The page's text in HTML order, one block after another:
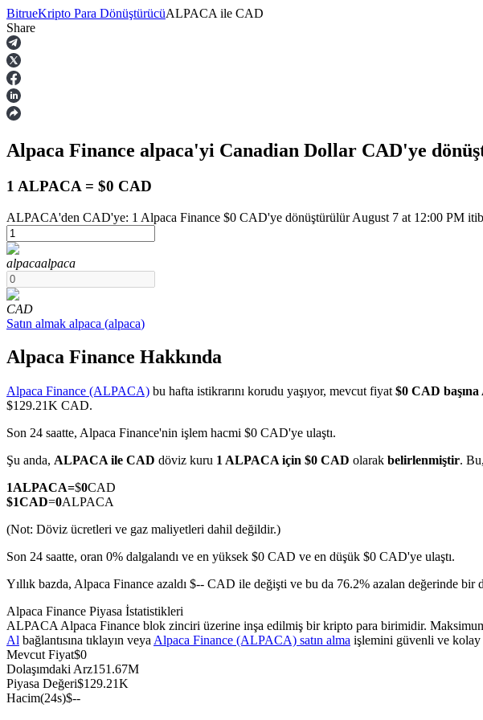
Vadeli İşlemler
USDT Vadeli İşlemleri
Teminat olarak USDT kullanan vadeli işlemler
COIN-M Vadeli İşlemleri
Kripto Para Vadeli İşlemleri
BitrueKripto Para DönüştürücüALPACA ile CAD
Share
Alpaca Finance alpaca'yi Canadian Dollar CAD'ye
1 ALPACA = $0 CAD
ALPACA'den CAD'ye: 1 Alpaca Finance $0 CAD'ye dönüştürülür August 7 at 12:00 PM
alpacaalpaca
CAD
Satın almak alpaca (alpaca)
Alpaca Finance Hakkında
Alpaca Finance (ALPACA) bu hafta istikrarını korudu yaşıyor, mevcut fiyat $0 CAD
$129.21K CAD.
Son 24 saatte, Alpaca Finance'nin işlem hacmi $0 CAD'ye ulaştı.
Şu anda, ALPACA ile CAD döviz kuru 1 ALPACA için $0 CAD olarak belirlenmiştir.
1ALPACA=$0CAD
$1CAD=0ALPACA
(Not: Döviz ücretleri ve gaz maliyetleri dahil değildir.)
Son 24 saatte, oran 0% dalgalandı ve en yüksek $0 CAD ve en düşük $0 CAD'ye ulaştı.
Yıllık bazda, Alpaca Finance azaldı $-- CAD ile değişti ve bu da 76.2% azalan değerinde bir
Alpaca Finance Piyasa İstatistikleri
ALPACA Alpaca Finance blok zinciri üzerine inşa edilmiş bir kripto para birimidir.
Al bağlantısına tıklayın veya Alpaca Finance (ALPACA) satın alma işlemini güvenli ve kolay
Mevcut Fiyat$0
Dolaşımdaki Arz151.67M
Piyasa Değeri$129.21K
Hacim(24s)$--